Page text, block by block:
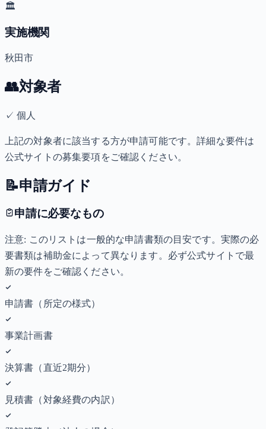
🏛️
実施機関
秋田市
👥対象者
✓個人
上記の対象者に該当する方が申請可能です。詳細な要件は
公式サイトの募集要項をご確認ください。
📝申請ガイド
申請に必要なもの
注意: このリストは一般的な申請書類の目安です。実際の必
要書類は補助金によって異なります。必ず公式サイトで最
新の要件をご確認ください。
申請書（所定の様式）
事業計画書
決算書（直近2期分）
見積書（対象経費の内訳）